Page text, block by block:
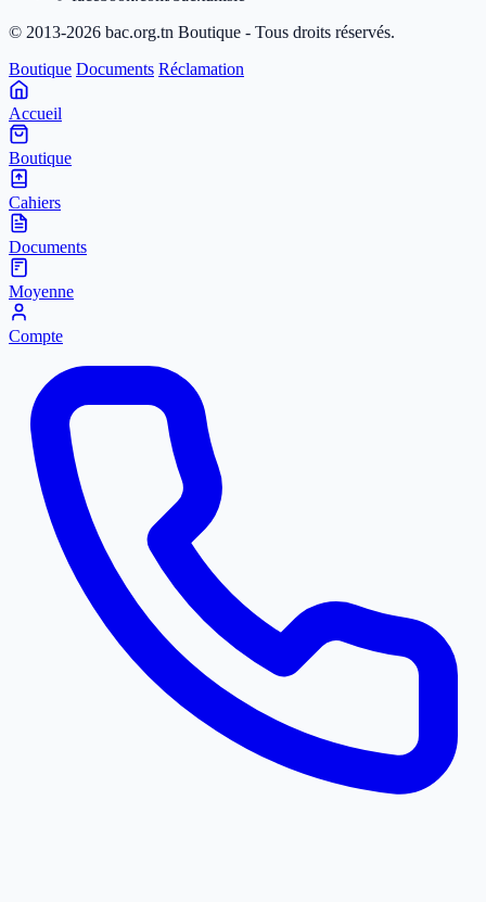
© 2013-2026 bac.org.tn Boutique - Tous droits réservés.
Boutique Documents Réclamation
Accueil
Boutique
Cahiers
Documents
Moyenne
Compte